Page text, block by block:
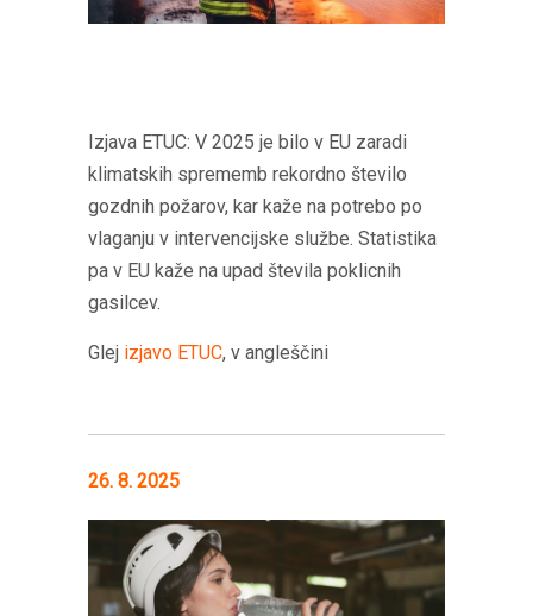
Izjava ETUC: V 2025 je bilo v EU zaradi
klimatskih sprememb rekordno število
gozdnih požarov, kar kaže na potrebo po
vlaganju v intervencijske službe. Statistika
pa v EU kaže na upad števila poklicnih
gasilcev.
Glej izjavo ETUC, v angleščini
26. 8. 2025